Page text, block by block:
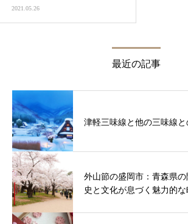
2021.05.26
最近の記事
津軽三味線と他の三味線
外山節の盛岡市：青森県
史と文化が息づく魅力的な